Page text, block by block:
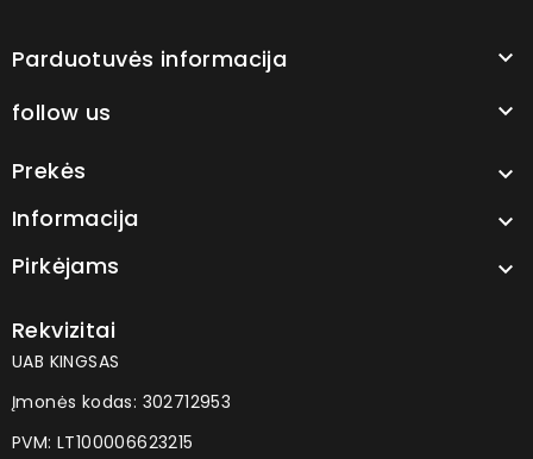
Parduotuvės informacija 
follow us 
Prekės 
Informacija 
Pirkėjams 
Rekvizitai
UAB KINGSAS
Įmonės kodas: 302712953
PVM: LT100006623215